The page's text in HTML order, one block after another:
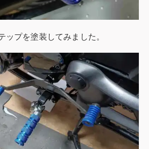
ップを塗装してみました。